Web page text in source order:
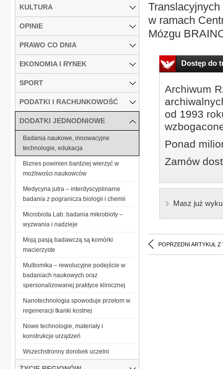
w ramach
Mózgu
Dostęp do
Archiwum
od 1993
Ponad
Zamów
Masz już
POPRZEDNI ARTYKUŁ Z
KULTURA
OPINIE
PRAWO CO DNIA
EKONOMIA I RYNEK
SPORT
PODATKI I RACHUNKOWOŚĆ
DODATKI JEDNODNIOWE
Badania naukowe, innowacyjne
technologie, edukacja
Biznes powinien bardziej wierzyć w
możliwości naukowców
Medycyna jutra – interdyscyplinarne
badania z pogranicza biologii i chemii
Microbiota Lab: badania mikrobioty –
wyzwania i nadzieje
Moją pasją badawczą są komórki
macierzyste
Multiomika – rewolucyjne podejście w
badaniach naukowych oraz
spersonalizowanej praktyce klinicznej
Nanotechnologia spowoduje przełom w
regeneracji tkanki kostnej
Nowe technologie, materiały i
konstrukcje urządzeń
Wszechstronny dorobek uczelni